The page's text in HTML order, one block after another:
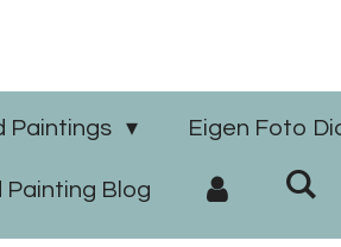
Paintings Eigen Foto
Painting Blog